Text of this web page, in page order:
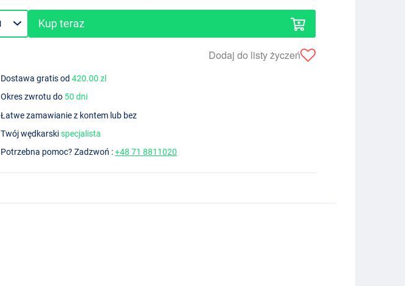
Kup teraz
Dodaj do listy życzeń
Dostawa gratis od420.00 zl
Okres zwrotu do 50 dni
Łatwe zamawianie z kontem lub bez
Twój wędkarskispecjalista
Potrzebna pomoc? Zadzwoń :+48 71 8811020